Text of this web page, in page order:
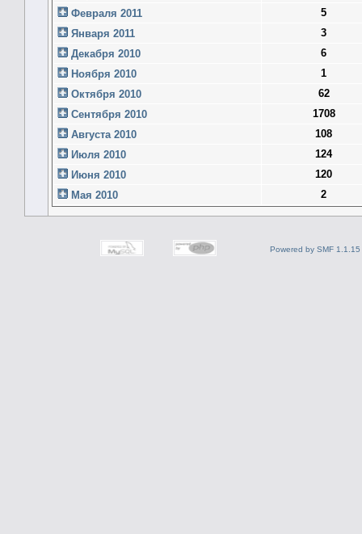
Февраля 2011
5
Января 2011
3
Декабря 2010
6
Ноября 2010
1
Октября 2010
62
Сентября 2010
1708
Августа 2010
108
Июля 2010
124
Июня 2010
120
Мая 2010
2
Powered by SMF 1.1.15